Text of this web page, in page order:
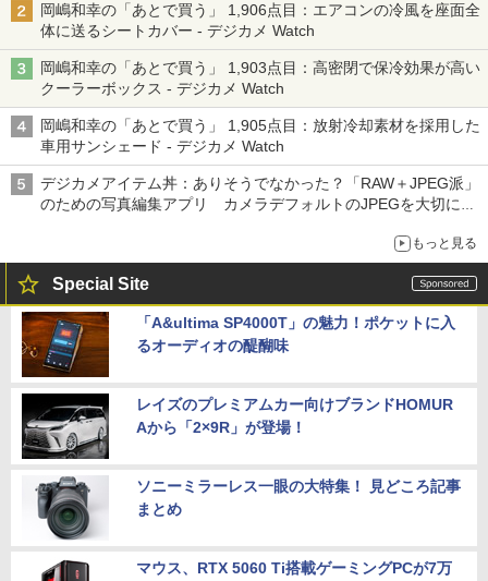
岡嶋和幸の「あとで買う」 1,906点目：エアコンの冷風を座面全
体に送るシートカバー - デジカメ Watch
岡嶋和幸の「あとで買う」 1,903点目：高密閉で保冷効果が高い
クーラーボックス - デジカメ Watch
岡嶋和幸の「あとで買う」 1,905点目：放射冷却素材を採用した
車用サンシェード - デジカメ Watch
デジカメアイテム丼：ありそうでなかった？「RAW＋JPEG派」
のための写真編集アプリ カメラデフォルトのJPEGを大切にす
もっと見る
Special Site
「A&ultima SP4000T」の魅力！ポケットに入
るオーディオの醍醐味
レイズのプレミアムカー向けブランドHOMUR
Aから「2×9R」が登場！
ソニーミラーレス一眼の大特集！ 見どころ記事
まとめ
マウス、RTX 5060 Ti搭載ゲーミングPCが7万